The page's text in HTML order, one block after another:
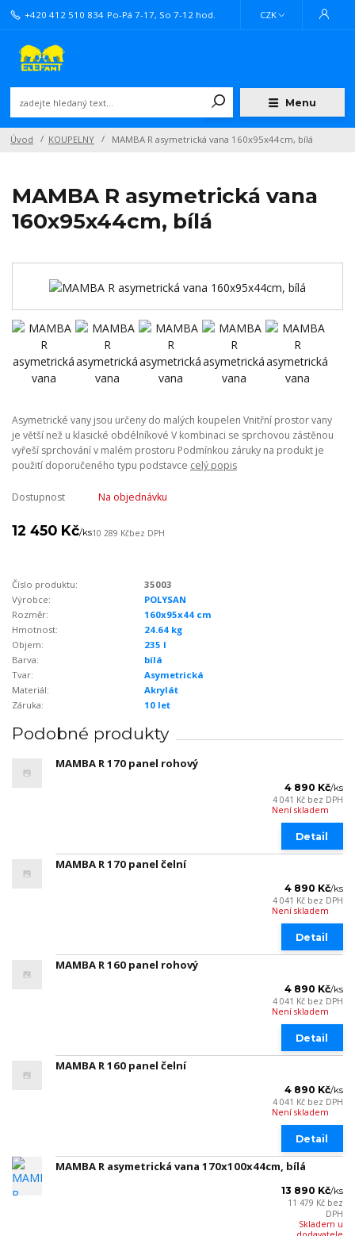
Menu
CZK
+420 412 510 834 Po-Pá 7-17, So 7-12 hod.
Úvod KOUPELNY MAMBA R asymetrická vana 160x95x44cm, bílá
MAMBA R asymetrická vana
160x95x44cm, bílá
Asymetrické vany jsou určeny do malých koupelen Vnitřní prostor vany
je větší než u klasické obdélníkové V kombinaci se sprchovou zástěnou
vyřeší sprchování v malém prostoru Podmínkou záruky na produkt je
použití doporučeného typu podstavce celý popis
Dostupnost Na objednávku
12 450 Kč/ks10 289 Kčbez DPH
Číslo produktu:
35003
Výrobce:
POLYSAN
Rozměr:
160x95x44 cm
Hmotnost:
24.64 kg
Objem:
235 l
Barva:
bílá
Tvar:
Asymetrická
Materiál:
Akrylát
Záruka:
10 let
Podobné produkty
MAMBA R 170 panel rohový
4 890 Kč/ks
4 041 Kč bez DPH
Není skladem
Detail
MAMBA R 170 panel čelní
4 890 Kč/ks
4 041 Kč bez DPH
Není skladem
Detail
MAMBA R 160 panel rohový
4 890 Kč/ks
4 041 Kč bez DPH
Není skladem
Detail
MAMBA R 160 panel čelní
4 890 Kč/ks
4 041 Kč bez DPH
Není skladem
Detail
MAMBA R asymetrická vana 170x100x44cm, bílá
13 890 Kč/ks
11 479 Kč bez
DPH
Skladem u